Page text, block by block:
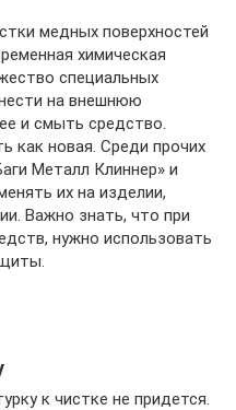
медных поверхностей
химическая
специальных
на внешнюю
и смыть средство.
как новая. Среди прочих
Металл Клиннер» и
их на изделии,
Важно знать, что при
нужно использовать
к чистке не придется.